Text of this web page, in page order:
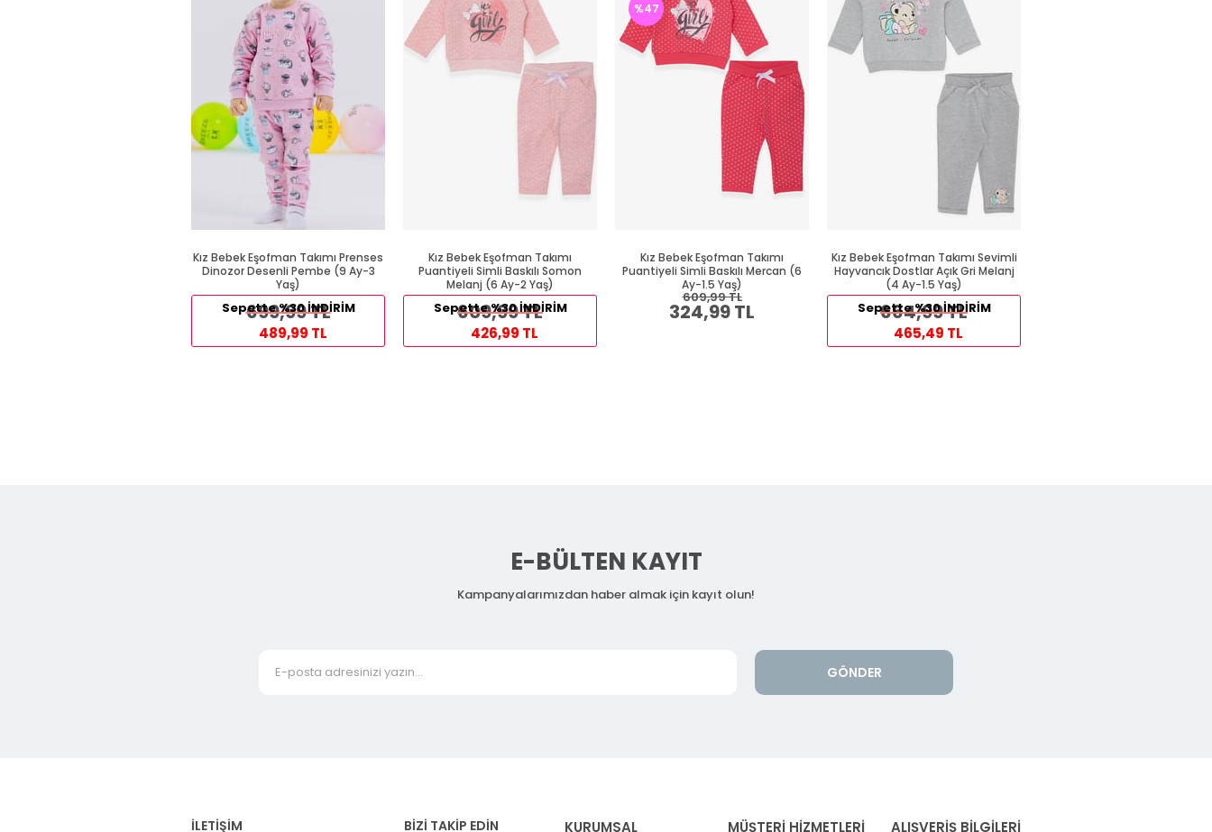
Kız Bebek Eşofman Takımı Prenses
Dinozor Desenli Pembe (9 Ay-3
Yaş)
699,99 TL
Sepette %30 İNDİRİM
489,99 TL
Kız Bebek Eşofman Takımı
Puantiyeli Simli Baskılı Somon
Melanj (6 Ay-2 Yaş)
609,99 TL
Sepette %30 İNDİRİM
426,99 TL
Kız Bebek Eşofman Takımı
Puantiyeli Simli Baskılı Mercan (6
Ay-1.5 Yaş)
324,99 TL
609,99 TL
%47
Kız Bebek Eşofman Takımı Sevimli
Hayvancık Dostlar Açık Gri Melanj
(4 Ay-1.5 Yaş)
664,99 TL
Sepette %30 İNDİRİM
465,49 TL
E-BÜLTEN KAYIT
Kampanyalarımızdan haber almak için kayıt olun!
GÖNDER
İLETİŞİM BİZİ TAKİP EDİN KURUMSAL MÜŞTERİ HİZMETLERİ ALIŞVERİŞ BİLGİLERİ